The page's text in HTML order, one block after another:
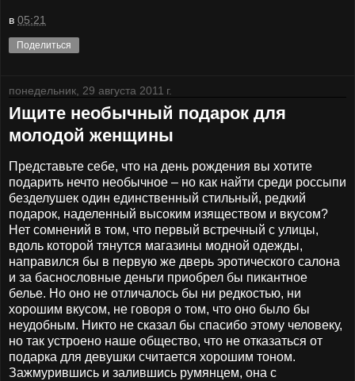
в 05:21
Поделиться
понедельник, 29 августа 2011 г.
Ищите необычный подарок для
молодой женщины
Представьте себе, что на день рождения вы хотите
подарить нечто необычное – но как найти среди россыпи
безделушек один единственный стильный, редкий
подарок, наделенный высоким изяществом и вкусом?
Нет сомнений в том, что первый встречный с улицы,
вдоль которой тянутся магазины модной одежды,
направился бы в первую же дверь эротического салона
и за баснословные деньги приобрел бы пикантное
белье. Но оно не отличалось бы ни редкостью, ни
хорошим вкусом, не говоря о том, что оно было бы
неудобным. Никто не сказал бы спасибо этому человеку,
но так устроено наше общество, что не отказаться от
подарка для девушки считается хорошим тоном.
Зажмурившись и залившись румянцем, она с